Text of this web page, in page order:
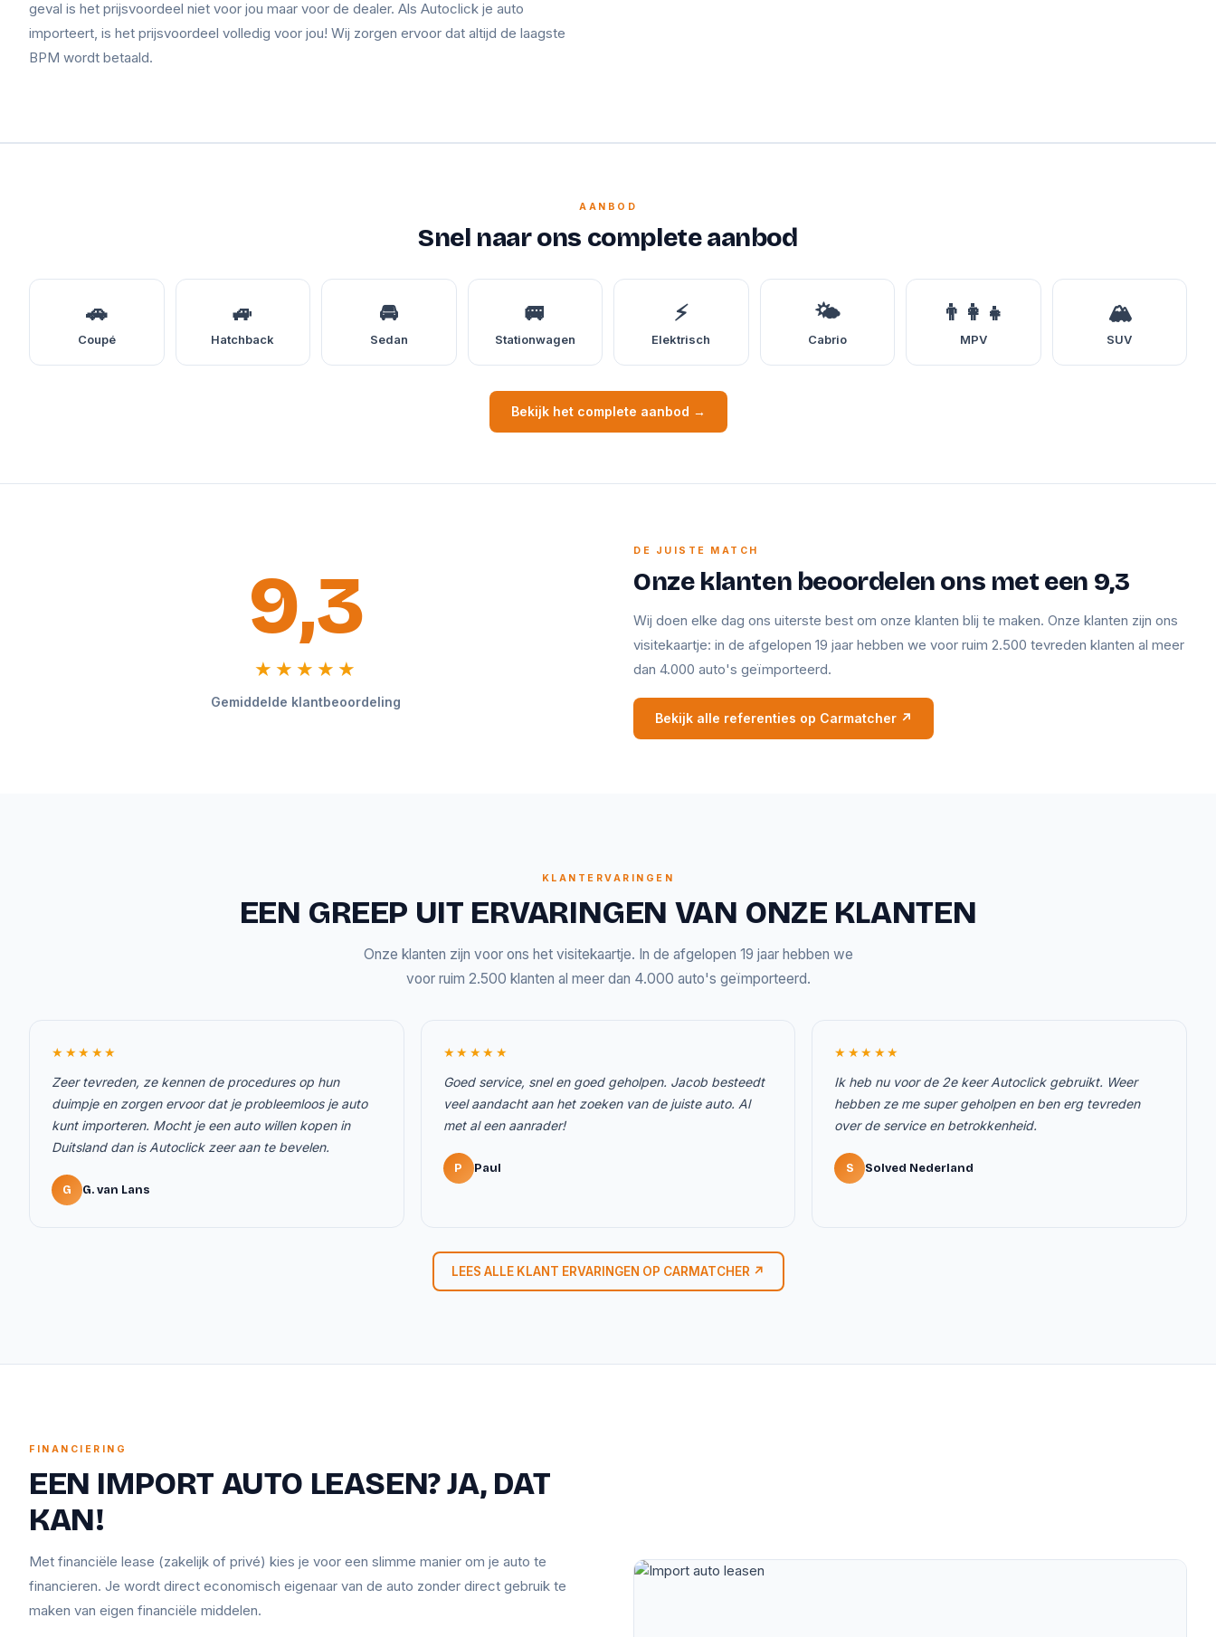
geval is het prijsvoordeel niet voor jou maar voor de dealer. Als Autoclick je auto
importeert, is het prijsvoordeel volledig voor jou! Wij zorgen ervoor dat altijd de laagste
BPM wordt betaald.
AANBOD
Snel naar ons complete aanbod
🚗
Coupé
🚙
Hatchback
🚘
Sedan
🚐
Stationwagen
⚡
Elektrisch
🌤️
Cabrio
👨‍👩‍👧
MPV
🏔️
SUV
Bekijk het complete aanbod →
9,3
★★★★★
Gemiddelde klantbeoordeling
DE JUISTE MATCH
Onze klanten beoordelen ons met een 9,3
Wij doen elke dag ons uiterste best om onze klanten blij te maken. Onze klanten zijn ons
visitekaartje: in de afgelopen 19 jaar hebben we voor ruim 2.500 tevreden klanten al meer
dan 4.000 auto's geïmporteerd.
Bekijk alle referenties op Carmatcher ↗
KLANTERVARINGEN
EEN GREEP UIT ERVARINGEN VAN ONZE KLANTEN
Onze klanten zijn voor ons het visitekaartje. In de afgelopen 19 jaar hebben we
voor ruim 2.500 klanten al meer dan 4.000 auto's geïmporteerd.
★★★★★
Zeer tevreden, ze kennen de procedures op hun
duimpje en zorgen ervoor dat je probleemloos je auto
kunt importeren. Mocht je een auto willen kopen in
Duitsland dan is Autoclick zeer aan te bevelen.
G G. van Lans
★★★★★
Goed service, snel en goed geholpen. Jacob besteedt
veel aandacht aan het zoeken van de juiste auto. Al
met al een aanrader!
P Paul
★★★★★
Ik heb nu voor de 2e keer Autoclick gebruikt. Weer
hebben ze me super geholpen en ben erg tevreden
over de service en betrokkenheid.
S Solved Nederland
LEES ALLE KLANT ERVARINGEN OP CARMATCHER ↗
FINANCIERING
EEN IMPORT AUTO LEASEN? JA, DAT
KAN!
Met financiële lease (zakelijk of privé) kies je voor een slimme manier om je auto te
financieren. Je wordt direct economisch eigenaar van de auto zonder direct gebruik te
maken van eigen financiële middelen.